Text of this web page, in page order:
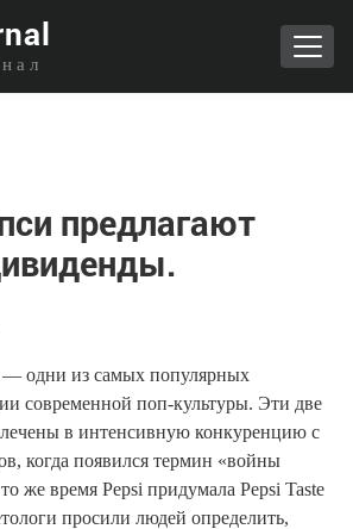
предлагают
одни из самых популярных
современной поп-культуры. Эти две
в интенсивную конкуренцию с
когда появился термин «войны
же время Pepsi придумала Pepsi Taste
просили людей определить,